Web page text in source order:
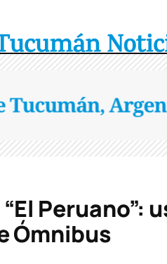
Peruano”:
Ómnibus